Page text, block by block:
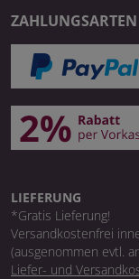
ZAHLUNGSARTEN
LIEFERUNG
*Gratis Lieferung!
Versandkostenfrei
(ausgenommen evtl.
Liefer- und